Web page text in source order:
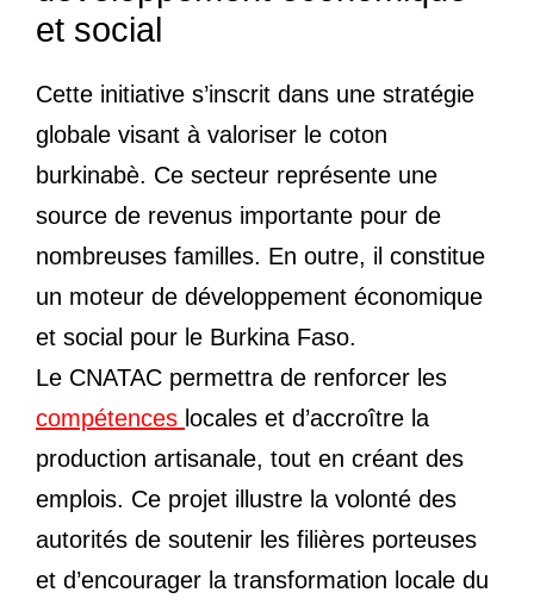
et social
Cette initiative s’inscrit dans une stratégie
globale visant à valoriser le coton
burkinabè. Ce secteur représente une
source de revenus importante pour de
nombreuses familles. En outre, il constitue
un moteur de développement économique
et social pour le Burkina Faso.
Le CNATAC permettra de renforcer les
compétences locales et d’accroître la
production artisanale, tout en créant des
emplois. Ce projet illustre la volonté des
autorités de soutenir les filières porteuses
et d’encourager la transformation locale du